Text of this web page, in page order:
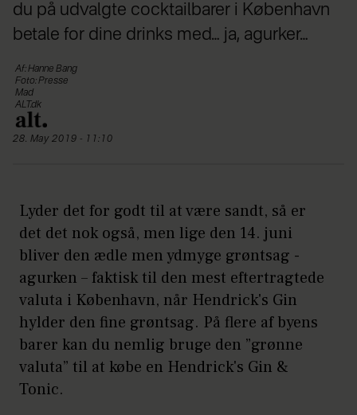
du på udvalgte cocktailbarer i København
betale for dine drinks med… ja, agurker…
Af: Hanne Bang
Foto: Presse
Mad
ALT.dk
28. May 2019 - 11:10
Lyder det for godt til at være sandt, så er
det det nok også, men lige den 14. juni
bliver den ædle men ydmyge grøntsag -
agurken – faktisk til den mest eftertragtede
valuta i København, når Hendrick's Gin
hylder den fine grøntsag. På flere af byens
barer kan du nemlig bruge den ”grønne
valuta” til at købe en Hendrick's Gin &
Tonic.